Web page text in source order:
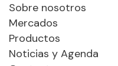
Sobre nosotros
Mercados
Productos
Noticias y Agenda